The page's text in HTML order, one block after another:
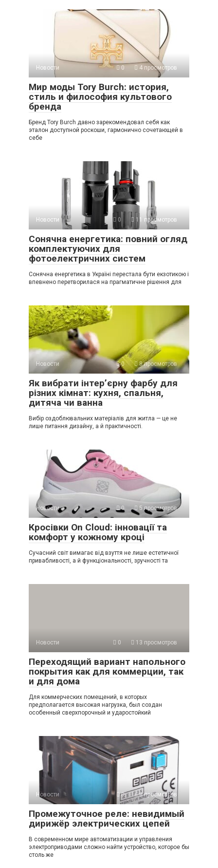
Новости 0 4 просмотров
Мир моды Tory Burch: история,
стиль и философия культового
бренда
Бренд Tory Burch давно зарекомендовал себя как
эталон доступной роскоши, гармонично сочетающей в
себе
Новости 0 11 просмотров
Сонячна енергетика: повний огляд
комплектуючих для
фотоелектричних систем
Сонячна енергетика в Україні перестала бути екзотикою і
впевнено перетворилася на прагматичне рішення для
Новости 0 8 просмотров
Як вибрати інтер’єрну фарбу для
різних кімнат: кухня, спальня,
дитяча чи ванна
Вибір оздоблювальних матеріалів для житла — це не
лише питання дизайну, а й практичності.
Новости 0 5 просмотров
Кросівки On Cloud: інновації та
комфорт у кожному кроці
Сучасний світ вимагає від взуття не лише естетичної
привабливості, а й функціональності, зручності та
Новости 0 13 просмотров
Переходящий вариант напольного
покрытия как для коммерции, так
и для дома
Для коммерческих помещений, в которых
предполагается высокая нагрузка, был создан
особенный сверхпорочный и ударостойкий
Новости 0 8 просмотров
Промежуточное реле: невидимый
дирижёр электрических цепей
В современном мире автоматизации и управления
электроприводами сложно найти устройство, которое бы
столь же